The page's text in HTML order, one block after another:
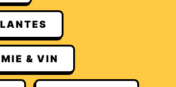
& VIN